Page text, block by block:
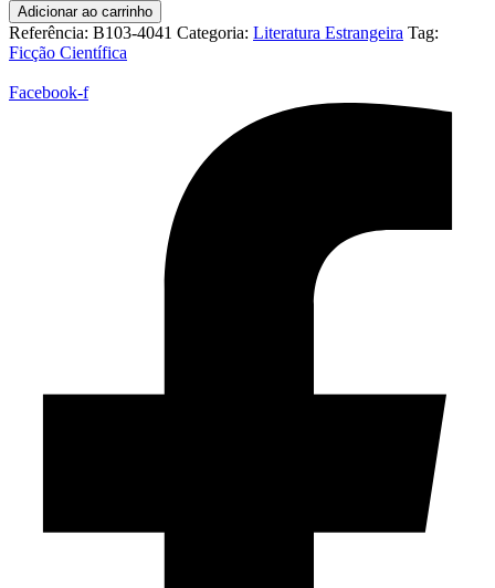
Adicionar ao carrinho
Referência: B103-4041 Categoria: Literatura Estrangeira Tag:
Ficção Científica
Facebook-f